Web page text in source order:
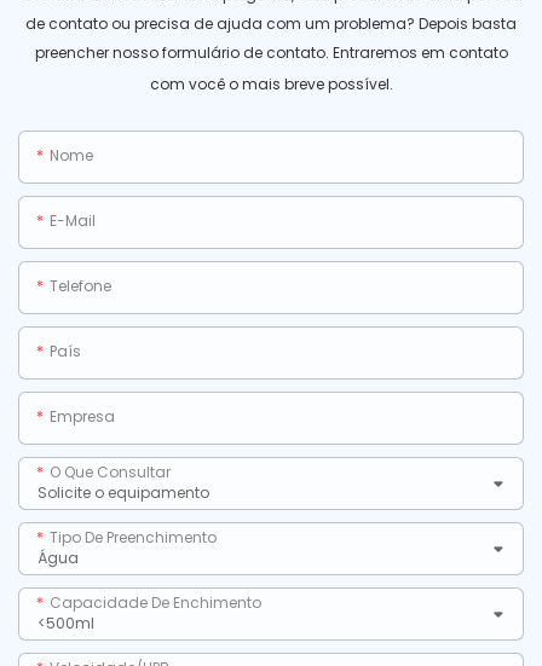
de contato ou precisa de ajuda com um problema? Depois basta
preencher nosso formulário de contato. Entraremos em contato
com você o mais breve possível.
Nome
E-Mail
Telefone
País
Empresa
O Que Consultar
Tipo De Preenchimento
Capacidade De Enchimento